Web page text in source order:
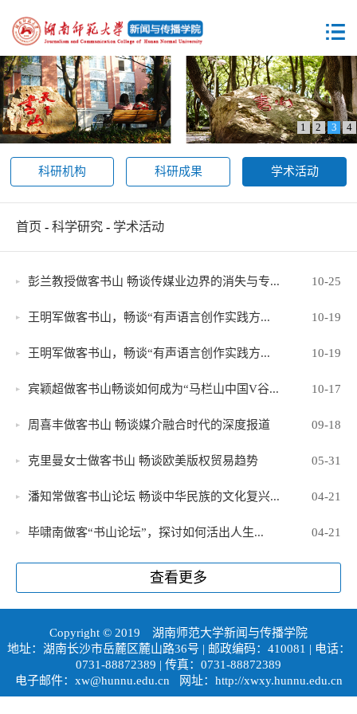
1 2 3 4
科研机构 科研成果 学术活动
首页 - 科学研究 - 学术活动
10-25
彭兰教授做客书山 畅谈传媒业边界的消失与专...
10-19
王明军做客书山，畅谈“有声语言创作实践方...
10-19
王明军做客书山，畅谈“有声语言创作实践方...
10-17
宾颖超做客书山畅谈如何成为“马栏山中国V谷...
09-18
周喜丰做客书山 畅谈媒介融合时代的深度报道
05-31
克里曼女士做客书山 畅谈欧美版权贸易趋势
04-21
潘知常做客书山论坛 畅谈中华民族的文化复兴...
04-21
毕啸南做客“书山论坛”，探讨如何活出人生...
查看更多
Copyright © 2019 湖南师范大学新闻与传播学院
地址：湖南长沙市岳麓区麓山路36号 | 邮政编码：410081 | 电话：
0731-88872389 | 传真：0731-88872389
电子邮件：xw@hunnu.edu.cn 网址：http://xwxy.hunnu.edu.cn